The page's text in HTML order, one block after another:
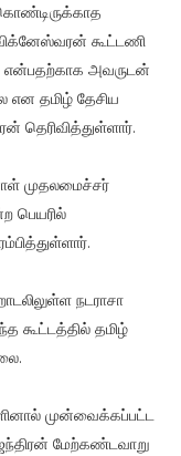
கூட்டணி
என்பதற்காக அவருடன்
தமிழ் தேசிய
தெரிவித்துள்ளார்.
முதலமைச்சர்
பெயரில்
நடராசா
கூட்டத்தில் தமிழ்
முன்வைக்கப்பட்ட
மேற்கண்டவாறு